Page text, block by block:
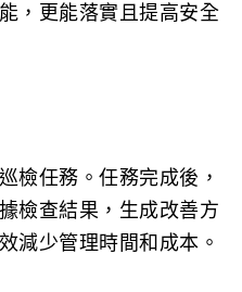
，更能落實且提高安全
檢任務。任務完成後，
檢查結果，生成改善方
減少管理時間和成本。